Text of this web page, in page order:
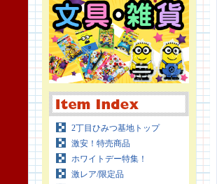
2丁目ひみつ基地トップ
激安！特売商品
ホワイトデー特集！
激レア/限定品